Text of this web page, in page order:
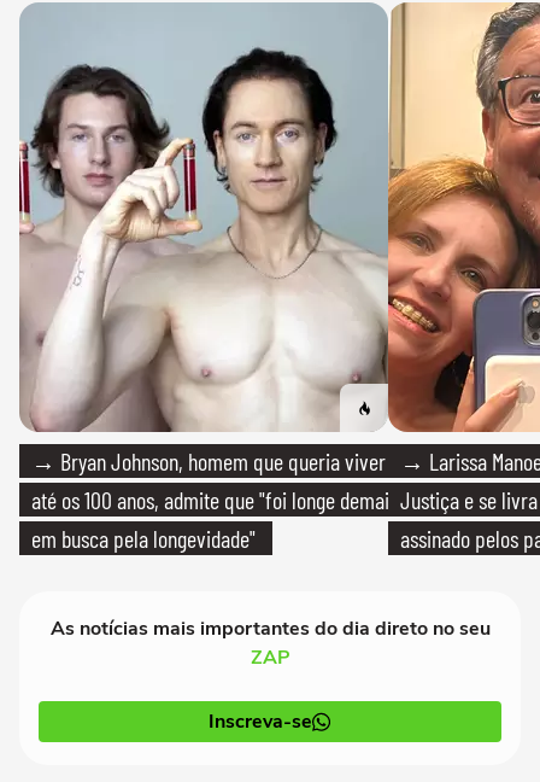
→ Bryan Johnson, homem que queria viver
até os 100 anos, admite que "foi longe demais
em busca pela longevidade"
→ Larissa
Justiça e se
assinado pelos
As notícias mais importantes do dia direto no seu
ZAP
Inscreva-se